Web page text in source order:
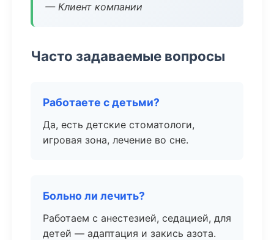
— Клиент компании
Часто задаваемые вопросы
Работаете с детьми?
Да, есть детские стоматологи,
игровая зона, лечение во сне.
Больно ли лечить?
Работаем с анестезией, седацией, для
детей — адаптация и закись азота.